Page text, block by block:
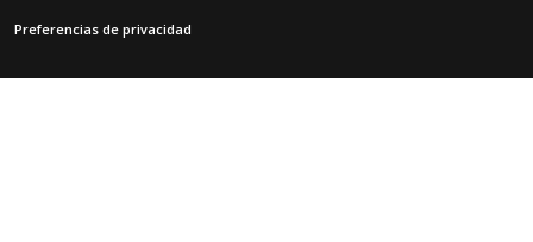
Preferencias de privacidad